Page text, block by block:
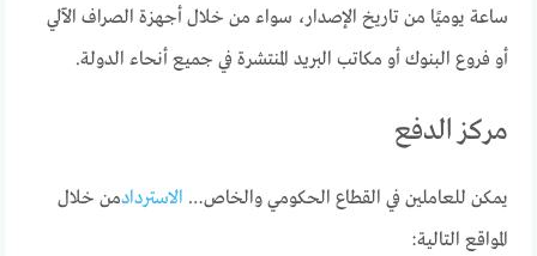
ساعة يوميًا من تاريخ الإصدار، سواء من خلال أجهزة الصراف الآلي
أو فروع البنوك أو مكاتب البريد المنتشرة في جميع أنحاء الدولة.
مركز الدفع
يمكن للعاملين في القطاع الحكومي والخاص… الاستردادمن خلال
المواقع التالية: